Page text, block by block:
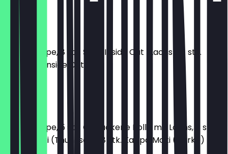
12,90 €
MT 7
1 Miso-Suppe, 8 stk. Sake Inside Out (Lachs), 4 stk.
California Inside Out
13,90 €
MT 8
1 Miso-Suppe, 5 stk. Gebackene Rolle mit Lachs, 8 stk.
Tekka Maki (Thunfisch), 8 stk. Kappa Maki (Gurke)